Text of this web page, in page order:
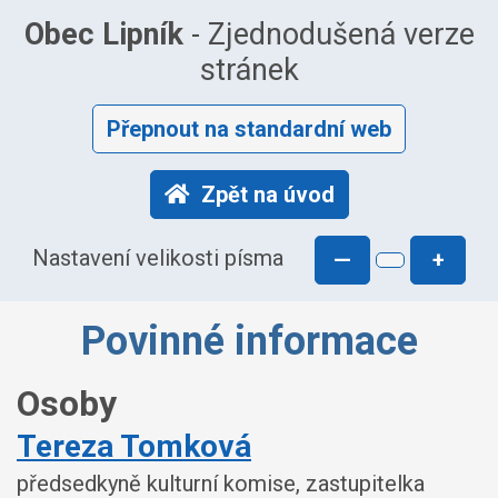
Obec Lipník- Zjednodušená verze
stránek
Přepnout na standardní web
Zpět na úvod
Nastavení velikosti písma — +
Povinné informace
Osoby
Tereza Tomková
předsedkyně kulturní komise, zastupitelka